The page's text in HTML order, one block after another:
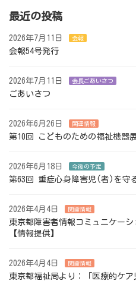
の
ペ
ジ
り
最近の投稿
2026年7月11日 会報
会報54号発行
2026年7月11日 会長ごあいさつ
ごあいさつ
2026年6月26日 関連情報
第10回 こどものための福祉機器
2026年6月18日 今後の予定
第63回 重症心身障害児(者)を守
2026年4月4日 関連情報
東京都障害者情報コミュニケーシ
【情報提供】
2026年4月4日 関連情報
東京都福祉局より：「医療的ケ